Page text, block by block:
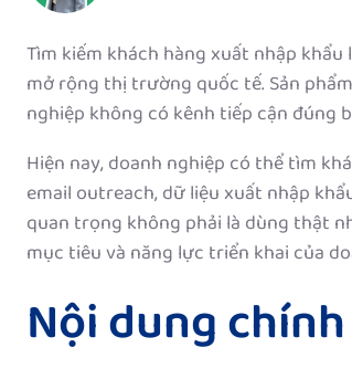
Tìm kiếm khách hàng xuất nhập
mở rộng thị trường quốc tế. Sản
nghiệp không có kênh tiếp cận đúng
Hiện nay, doanh nghiệp có thể tìm
email outreach, dữ liệu xuất nhập
quan trọng không phải là dùng thật
mục tiêu và năng lực triển khai của
Nội dung chính